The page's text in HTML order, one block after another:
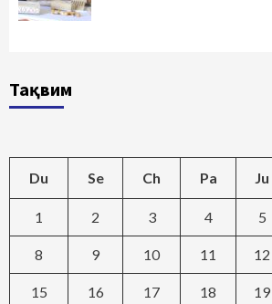
Тақвим
Du Se Ch Pa Ju
1 2 3 4 5
8 9 10 11 12
15 16 17 18 19